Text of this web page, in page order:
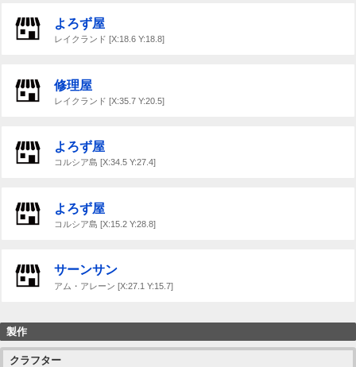
よろず屋
レイクランド [X:18.6 Y:18.8]
修理屋
レイクランド [X:35.7 Y:20.5]
よろず屋
コルシア島 [X:34.5 Y:27.4]
よろず屋
コルシア島 [X:15.2 Y:28.8]
サーンサン
アム・アレーン [X:27.1 Y:15.7]
製作
クラフター